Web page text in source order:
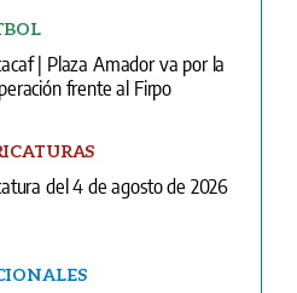
| Plaza Amador va por la
frente al Firpo
del 4 de agosto de 2026